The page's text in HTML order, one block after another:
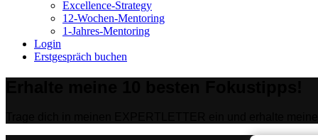
Excellence-Strategy
12-Wochen-Mentoring
1-Jahres-Mentoring
Login
Erstgespräch buchen